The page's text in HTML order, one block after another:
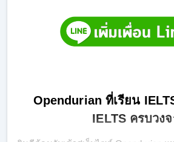
Opendurian ที่เรียน
IELTS ครบวง